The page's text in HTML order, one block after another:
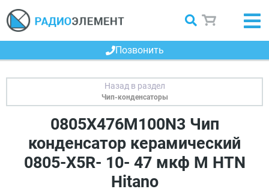
Позвонить
Чип-конденсаторы
0805X476M100N3 Чип
конденсатор керамический
0805-X5R- 10- 47 мкф M HTN
Hitano